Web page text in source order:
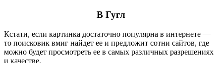
В Гугл
Кстати, если картинка достаточно популярна в интернете —
то поисковик вмиг найдет ее и предложит сотни сайтов, где
можно будет просмотреть ее в самых различных разрешениях
и качестве.